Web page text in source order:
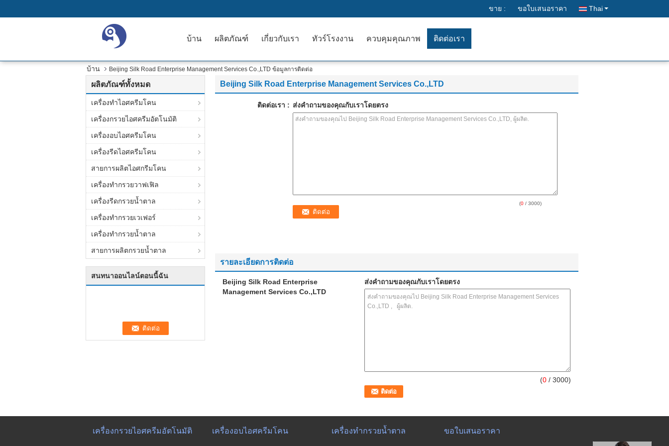
ขาย : ขอใบเสนอราคา Thai
บ้าน ผลิตภัณฑ์ เกี่ยวกับเรา ทัวร์โรงงาน ควบคุมคุณภาพ ติดต่อเรา
บ้าน Beijing Silk Road Enterprise Management Services Co.,LTD ข้อมูลการติดต่อ
ผลิตภัณฑ์ทั้งหมด
เครื่องทำไอศครีมโคน
เครื่องกรวยไอศครีมอัตโนมัติ
เครื่องอบไอศครีมโคน
เครื่องรีดไอศครีมโคน
สายการผลิตไอศกรีมโคน
เครื่องทำกรวยวาฟเฟิล
เครื่องรีดกรวยน้ำตาล
เครื่องทำกรวยเวเฟอร์
เครื่องทำกรวยน้ำตาล
สายการผลิตกรวยน้ำตาล
สนทนาออนไลน์ตอนนี้ฉัน
Beijing Silk Road Enterprise Management Services Co.,LTD
ติดต่อเรา : ส่งคำถามของคุณกับเราโดยตรง
(0 / 3000)
รายละเอียดการติดต่อ
Beijing Silk Road Enterprise
Management Services Co.,LTD
ส่งคำถามของคุณกับเราโดยตรง
(0 / 3000)
เครื่องกรวยไอศครีมอัตโนมัติ เครื่องอบไอศครีมโคน เครื่องทำกรวยน้ำตาล ขอใบเสนอราคา